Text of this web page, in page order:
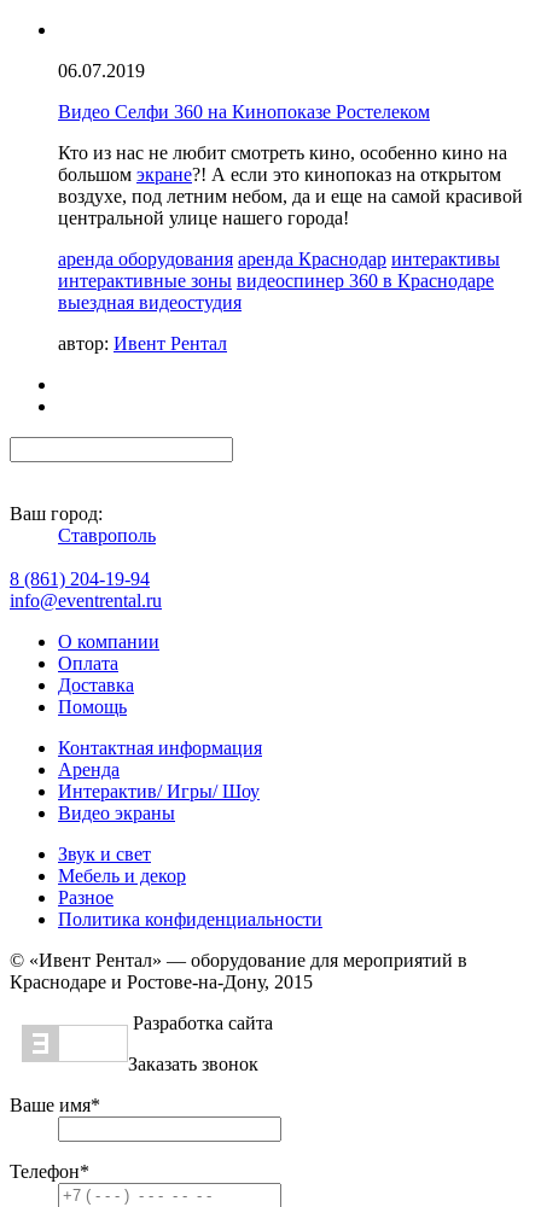
06.07.2019
Видео Селфи 360 на Кинопоказе Ростелеком
Кто из нас не любит смотреть кино, особенно кино на
большом экране?! А если это кинопоказ на открытом
воздухе, под летним небом, да и еще на самой красивой
центральной улице нашего города!
аренда оборудования аренда Краснодар интерактивы
интерактивные зоны видеоспинер 360 в Краснодаре
выездная видеостудия
автор: Ивент Рентал
Ваш город:
Ставрополь
8 (861) 204-19-94
info@eventrental.ru
О компании
Оплата
Доставка
Помощь
Контактная информация
Аренда
Интерактив/ Игры/ Шоу
Видео экраны
Звук и свет
Мебель и декор
Разное
Политика конфиденциальности
© «Ивент Рентал» — оборудование для мероприятий в
Краснодаре и Ростове-на-Дону, 2015
Разработка сайта
Заказать звонок
Ваше имя*
Телефон*